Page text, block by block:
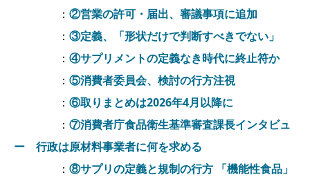
： ②営業の許可・届出、審議事項に追加
： ③定義、「形状だけで判断すべきでない」
： ④サプリメントの定義なき時代に終止符か
： ⑤消費者委員会、検討の行方注視
： ⑥取りまとめは2026年4月以降に
： ⑦消費者庁食品衛生基準審査課長インタビュ
ー 行政は原材料事業者に何を求める
： ⑧サプリの定義と規制の行方 「機能性食品」